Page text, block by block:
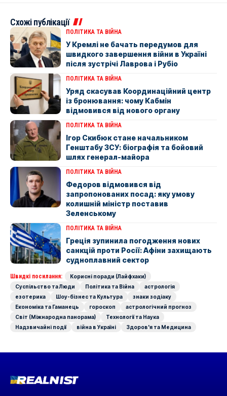
Схожі публікації
ПОЛІТИКА ТА ВІЙНА
У Кремлі не бачать передумов для
швидкого завершення війни в Україні
після зустрічі Лаврова і Рубіо
ПОЛІТИКА ТА ВІЙНА
Уряд скасував Координаційний центр
із бронювання: чому Кабмін
відмовився від нового органу
ПОЛІТИКА ТА ВІЙНА
Ігор Скибюк стане начальником
Генштабу ЗСУ: біографія та бойовий
шлях генерал-майора
ПОЛІТИКА ТА ВІЙНА
Федоров відмовився від
запропонованих посад: яку умову
колишній міністр поставив
Зеленському
ПОЛІТИКА ТА ВІЙНА
Греція зупинила погодження нових
санкцій проти Росії: Афіни захищають
судноплавний сектор
Швидкі посилання:
Корисні поради (Лайфхаки)
Суспільство та Люди
Політика та Війна
астрологія
езотерика
Шоу-бізнес та Культура
знаки зодіаку
Економіка та Гаманець
гороскоп
астрологічний прогноз
Світ (Міжнародна панорама)
Технології та Наука
Надзвичайні події
війна в Україні Здоров'я та Медицина